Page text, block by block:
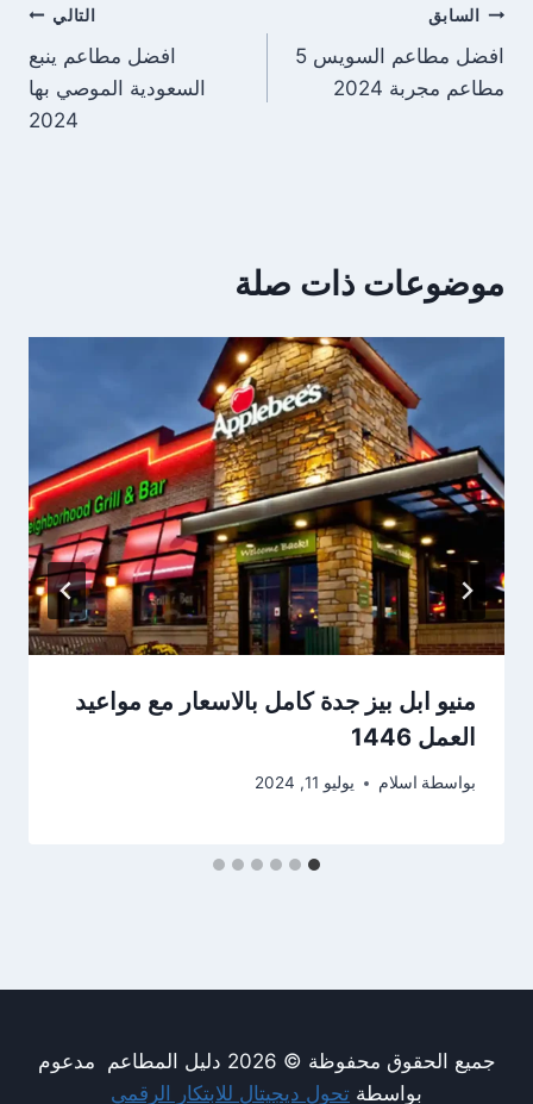
تصفّح
المقالات
السابق
افضل مطاعم السويس 5
مطاعم مجربة 2024
التالي
افضل مطاعم ينبع
السعودية الموصي بها
2024
موضوعات ذات صلة
منيو ابل بيز جدة كامل بالاسعار مع مواعيد
العمل 1446
بواسطة اسلام يوليو 11, 2024
جميع الحقوق محفوظة © 2026 دليل المطاعم مدعوم
بواسطة تحول ديجيتال للابتكار الرقمي